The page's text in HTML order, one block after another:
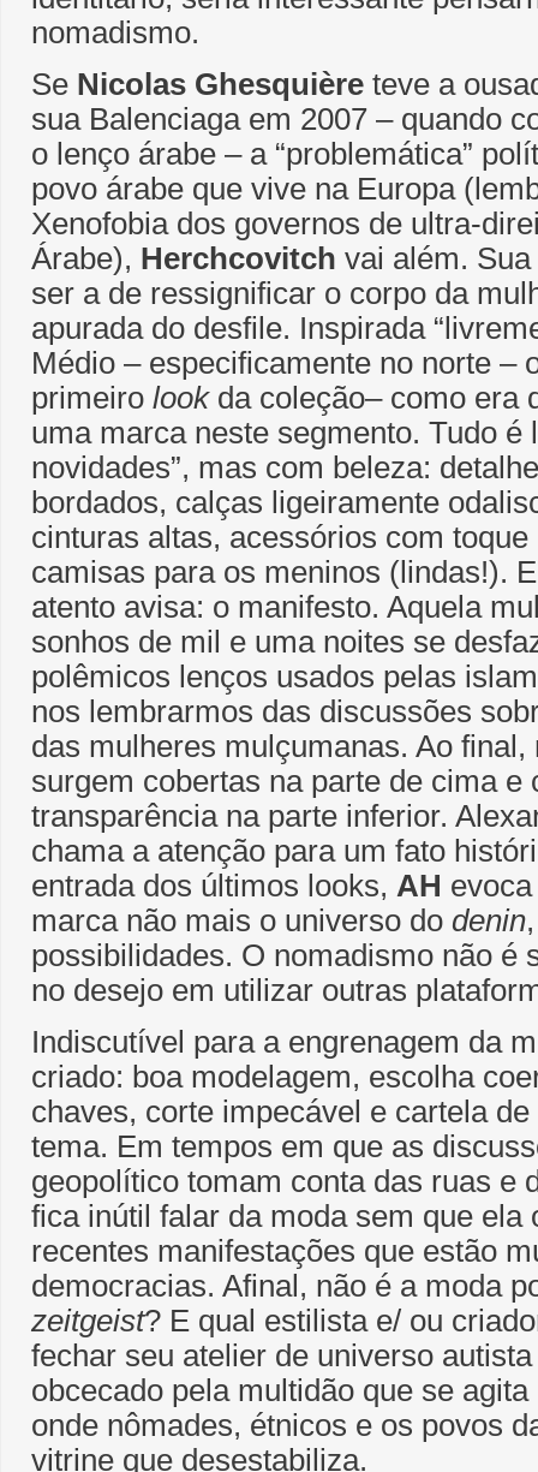
nomadismo.
Se Nicolas Ghesquière teve a
sua Balenciaga em 2007 – quando
o lenço árabe – a “problemática”
povo árabe que vive na Europa
Xenofobia dos governos de ultra-
Árabe), Herchcovitch vai além.
ser a de ressignificar o corpo da
apurada do desfile. Inspirada
Médio – especificamente no norte –
primeiro lookda coleção– como era
uma marca neste segmento. Tudo é
novidades”, mas com beleza:
bordados, calças ligeiramente
cinturas altas, acessórios com
camisas para os meninos (lindas!).
atento avisa: o manifesto. Aquela
sonhos de mil e uma noites se
polêmicos lenços usados pelas
nos lembrarmos das discussões
das mulheres mulçumanas. Ao
surgem cobertas na parte de cima e
transparência na parte inferior.
chama a atenção para um fato
entrada dos últimos looks, AH
marca não mais o universo do denin
possibilidades. O nomadismo não é
no desejo em utilizar outras
Indiscutível para a engrenagem da
criado: boa modelagem, escolha
chaves, corte impecável e cartela
tema. Em tempos em que as
geopolítico tomam conta das ruas e
fica inútil falar da moda sem que ela
recentes manifestações que estão
democracias. Afinal, não é a moda
zeitgeist? E qual estilista e/ ou
fechar seu atelier de universo
obcecado pela multidão que se
onde nômades, étnicos e os povos
vitrine que desestabiliza.